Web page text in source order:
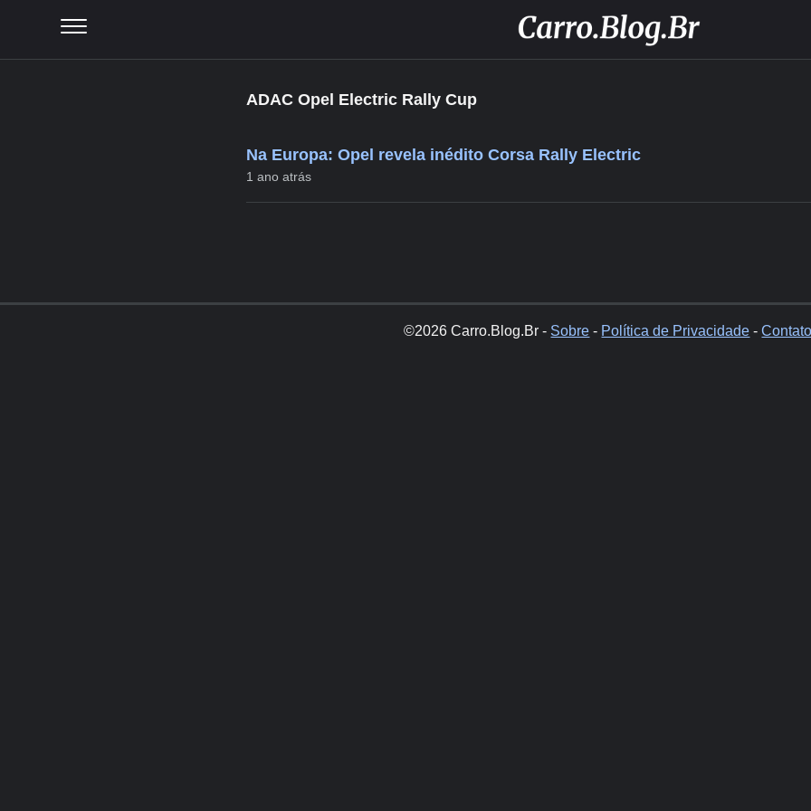
ADAC Opel Electric Rally Cup
Na Europa: Opel revela inédito Corsa Rally Electric
1 ano atrás
©2026 Carro.Blog.Br - Sobre - Política de Privacidade -Contato